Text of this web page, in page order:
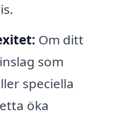
Om ditt
som
speciella
öka